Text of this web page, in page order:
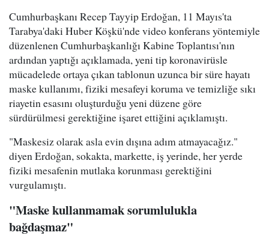
Cumhurbaşkanı Recep Tayyip Erdoğan, 11 Mayıs'ta
Tarabya'daki Huber Köşkü'nde video konferans yöntemiyle
düzenlenen Cumhurbaşkanlığı Kabine Toplantısı'nın
ardından yaptığı açıklamada, yeni tip koronavirüsle
mücadelede ortaya çıkan tablonun uzunca bir süre hayatı
maske kullanımı, fiziki mesafeyi koruma ve temizliğe sıkı
riayetin esasını oluşturduğu yeni düzene göre
sürdürülmesi gerektiğine işaret ettiğini açıklamıştı.
"Maskesiz olarak asla evin dışına adım atmayacağız."
diyen Erdoğan, sokakta, markette, iş yerinde, her yerde
fiziki mesafenin mutlaka korunması gerektiğini
vurgulamıştı.
"Maske kullanmamak sorumlulukla
bağdaşmaz"